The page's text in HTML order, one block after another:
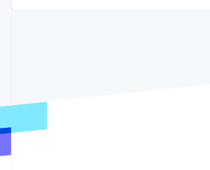
Oprichting van een start-up
CO₂-verwijdering
Non-profitorganisaties